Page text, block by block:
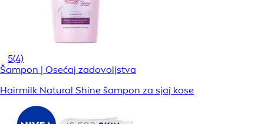
5(4)
Šampon | Osećaj zadovoljstva
Hairmilk Natural Shine šampon za sjaj kose